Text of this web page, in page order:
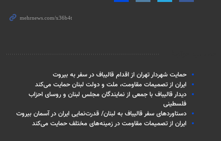
حمایت شهردار تهران از اقدام قالیباف در سفر به بیروت
ایران از تصمیمات مقاومت، ملت و دولت لبنان حمایت می‌کند
دیدار قالیباف با جمعی از نمایندگان مجلس لبنان و روسای احزاب
فلسطینی
دستاوردهای سفر قالیباف به لبنان/ قدرت‌نمایی ایران در آسمان بیروت
ایران از تصمیمات مقاومت در زمینه‌های مختلف حمایت می‌کند